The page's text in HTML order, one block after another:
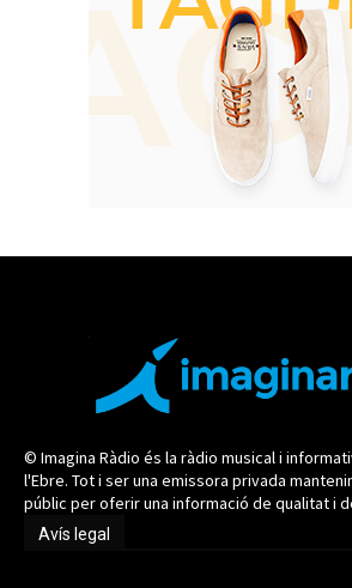
© Imagina Ràdio és la ràdio musical i
l'Ebre. Tot i ser una emissora privada
públic per oferir una informació de qualitat i
Avís legal